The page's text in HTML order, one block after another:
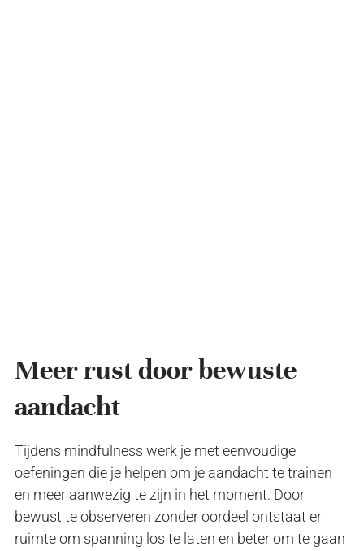
Meer rust door bewuste
aandacht
Tijdens mindfulness werk je met eenvoudige
oefeningen die je helpen om je aandacht te trainen
en meer aanwezig te zijn in het moment. Door
bewust te observeren zonder oordeel ontstaat er
ruimte om spanning los te laten en beter om te gaan